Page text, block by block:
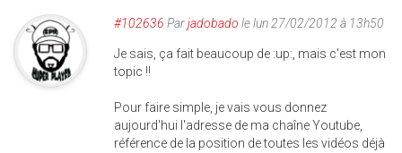
#102636 Parjadobado le lun 27/02/2012 à 13h50
Je sais, ça fait beaucoup de :up:, mais c'est mon
topic !!
Pour faire simple, je vais vous donnez
aujourd'hui l'adresse de ma chaîne Youtube,
référence de la position de toutes les vidéos déjà